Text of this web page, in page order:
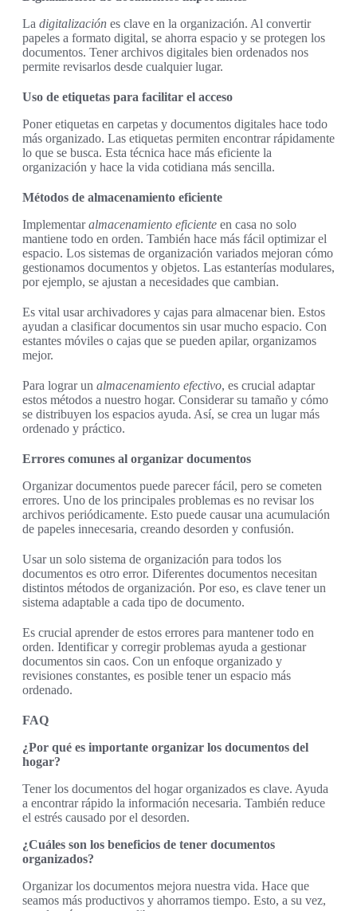
La digitalización es clave en la organización. Al convertir
papeles a formato digital, se ahorra espacio y se protegen los
documentos. Tener archivos digitales bien ordenados nos
permite revisarlos desde cualquier lugar.
Uso de etiquetas para facilitar el acceso
Poner etiquetas en carpetas y documentos digitales hace todo
más organizado. Las etiquetas permiten encontrar rápidamente
lo que se busca. Esta técnica hace más eficiente la
organización y hace la vida cotidiana más sencilla.
Métodos de almacenamiento eficiente
Implementaralmacenamiento eficiente en casa no solo
mantiene todo en orden. También hace más fácil optimizar el
espacio. Los sistemas de organización variados mejoran cómo
gestionamos documentos y objetos. Las estanterías modulares,
por ejemplo, se ajustan a necesidades que cambian.
Es vital usar archivadores y cajas para almacenar bien. Estos
ayudan a clasificar documentos sin usar mucho espacio. Con
estantes móviles o cajas que se pueden apilar, organizamos
mejor.
Para lograr un almacenamiento efectivo, es crucial adaptar
estos métodos a nuestro hogar. Considerar su tamaño y cómo
se distribuyen los espacios ayuda. Así, se crea un lugar más
ordenado y práctico.
Errores comunes al organizar documentos
Organizar documentos puede parecer fácil, pero se cometen
errores. Uno de los principales problemas es no revisar los
archivos periódicamente. Esto puede causar una acumulación
de papeles innecesaria, creando desorden y confusión.
Usar un solo sistema de organización para todos los
documentos es otro error. Diferentes documentos necesitan
distintos métodos de organización. Por eso, es clave tener un
sistema adaptable a cada tipo de documento.
Es crucial aprender de estos errores para mantener todo en
orden. Identificar y corregir problemas ayuda a gestionar
documentos sin caos. Con un enfoque organizado y
revisiones constantes, es posible tener un espacio más
ordenado.
FAQ
¿Por qué es importante organizar los documentos del
hogar?
Tener los documentos del hogar organizados es clave. Ayuda
a encontrar rápido la información necesaria. También reduce
el estrés causado por el desorden.
¿Cuáles son los beneficios de tener documentos
organizados?
Organizar los documentos mejora nuestra vida. Hace que
seamos más productivos y ahorramos tiempo. Esto, a su vez,